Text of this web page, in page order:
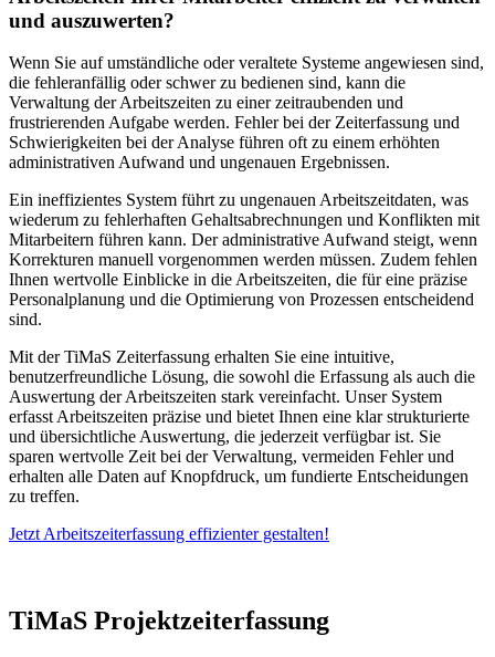
und auszuwerten?
Wenn Sie auf umständliche oder veraltete Systeme angewiesen sind,
die fehleranfällig oder schwer zu bedienen sind, kann die
Verwaltung der Arbeitszeiten zu einer zeitraubenden und
frustrierenden Aufgabe werden. Fehler bei der Zeiterfassung und
Schwierigkeiten bei der Analyse führen oft zu einem erhöhten
administrativen Aufwand und ungenauen Ergebnissen.
Ein ineffizientes System führt zu ungenauen Arbeitszeitdaten, was
wiederum zu fehlerhaften Gehaltsabrechnungen und Konflikten mit
Mitarbeitern führen kann. Der administrative Aufwand steigt, wenn
Korrekturen manuell vorgenommen werden müssen. Zudem fehlen
Ihnen wertvolle Einblicke in die Arbeitszeiten, die für eine präzise
Personalplanung und die Optimierung von Prozessen entscheidend
sind.
Mit der TiMaS Zeiterfassung erhalten Sie eine intuitive,
benutzerfreundliche Lösung, die sowohl die Erfassung als auch die
Auswertung der Arbeitszeiten stark vereinfacht. Unser System
erfasst Arbeitszeiten präzise und bietet Ihnen eine klar strukturierte
und übersichtliche Auswertung, die jederzeit verfügbar ist. Sie
sparen wertvolle Zeit bei der Verwaltung, vermeiden Fehler und
erhalten alle Daten auf Knopfdruck, um fundierte Entscheidungen
zu treffen.
Jetzt Arbeitszeiterfassung effizienter gestalten!
TiMaS Projektzeiterfassung